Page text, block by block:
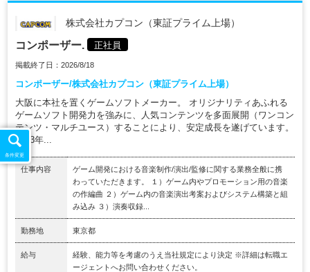
株式会社カプコン（東証プライム上場）
コンポーザー. 正社員
掲載終了日：2026/8/18
コンポーザー/株式会社カプコン（東証プライム上場）
大阪に本社を置くゲームソフトメーカー。 オリジナリティあふれる
ゲームソフト開発力を強みに、人気コンテンツを多面展開（ワンコン
テンツ・マルチユース）することにより、安定成長を遂げています。
2013年...
仕事内容
ゲーム開発における音楽制作/演出/監修に関する業務全般に携
わっていただきます。 １）ゲーム内やプロモーション用の音楽
の作編曲 ２）ゲーム内の音楽演出考案およびシステム構築と組
み込み ３）演奏収録...
勤務地 東京都
給与
経験、能力等を考慮のうえ当社規定により決定 ※詳細は転職エ
ージェントへお問い合わせください。
条件変更